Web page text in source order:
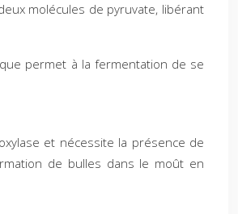
molécules de pyruvate, libérant
permet à la fermentation de se
et nécessite la présence de
de bulles dans le moût en